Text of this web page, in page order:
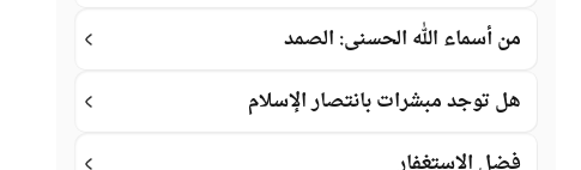
من أسماء الله الحسنى: الصمد
هل توجد مبشرات بانتصار الإسلام